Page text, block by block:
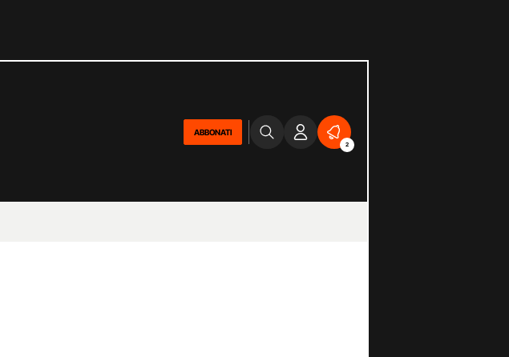
ABBONATI
2